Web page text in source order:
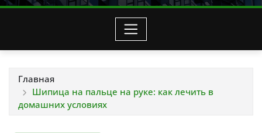
Главная
Шипица на пальце на руке: как лечить в
домашних условиях